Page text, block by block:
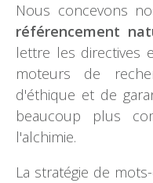
Nous concevons
référencement
lettre les directives
moteurs de
d'éthique et de
beaucoup plus
l'alchimie.
La stratégie de